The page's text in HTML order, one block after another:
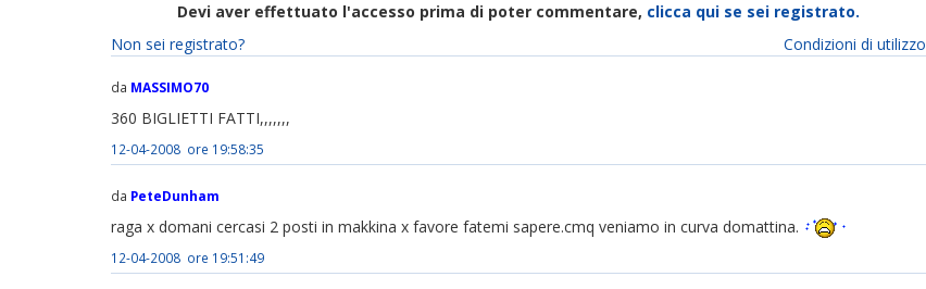
Devi aver effettuato l'accesso prima di poter commentare, clicca qui se sei registrato.
Condizioni di utilizzo
Non sei registrato?
da MASSIMO70
360 BIGLIETTI FATTI,,,,,,,
12-04-2008 ore 19:58:35
da PeteDunham
raga x domani cercasi 2 posti in makkina x favore fatemi sapere.cmq veniamo in curva domattina.
12-04-2008 ore 19:51:49